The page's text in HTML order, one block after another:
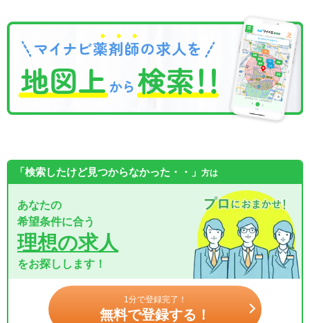
「検索したけど見つからなかった・・」 方は
あなたの
希望条件に合う
理想の求人
をお探しします！
1分で登録完了！
無料で登録する！